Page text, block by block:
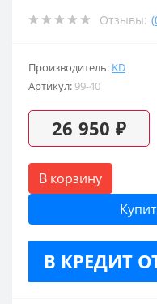
Отзывы:
Производитель: KD
Артикул: 99-40
26 950 ₽
В корзину
В КРЕДИТ